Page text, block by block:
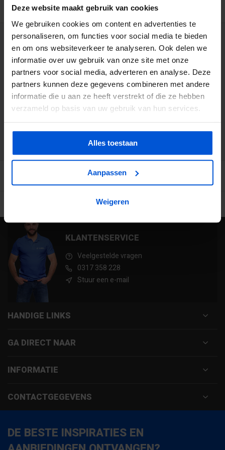
Deze website maakt gebruik van cookies
We gebruiken cookies om content en advertenties te
personaliseren, om functies voor social media te bieden
en om ons websiteverkeer te analyseren. Ook delen we
informatie over uw gebruik van onze site met onze
partners voor social media, adverteren en analyse. Deze
partners kunnen deze gegevens combineren met andere
informatie die u aan ze heeft verstrekt of die ze hebben
verzameld op basis van uw gebruik van hun services.
Alles toestaan
Aanpassen
Weigeren
BESCHRIJVING
WIJ HELPEN JE GRAAG
0317 358 228
info@dejonghandelsonderneming.nl
Ruime voorraad in kwalitatieve producten
KLANTENSERVICE
Veelgestelde vragen
0317 358 228
Stuur een e-mail
HANDIGE LINKS
GA DIRECT NAAR
INFORMATIE
CONTACTGEGEVENS
DE BESTE INSPIRATIES EN